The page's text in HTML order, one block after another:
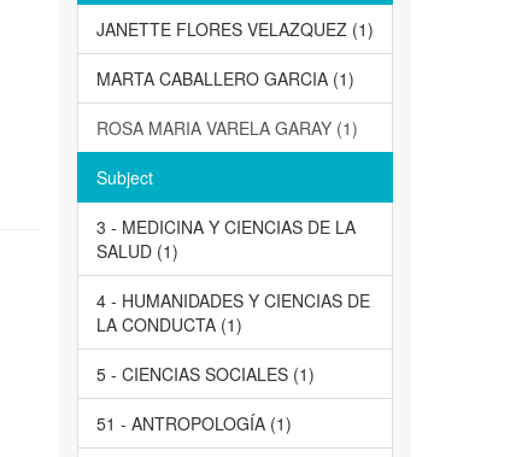
JANETTE FLORES VELAZQUEZ (1)
MARTA CABALLERO GARCIA (1)
ROSA MARIA VARELA GARAY (1)
Subject
3 - MEDICINA Y CIENCIAS DE LA
SALUD (1)
4 - HUMANIDADES Y CIENCIAS DE
LA CONDUCTA (1)
5 - CIENCIAS SOCIALES (1)
51 - ANTROPOLOGÍA (1)